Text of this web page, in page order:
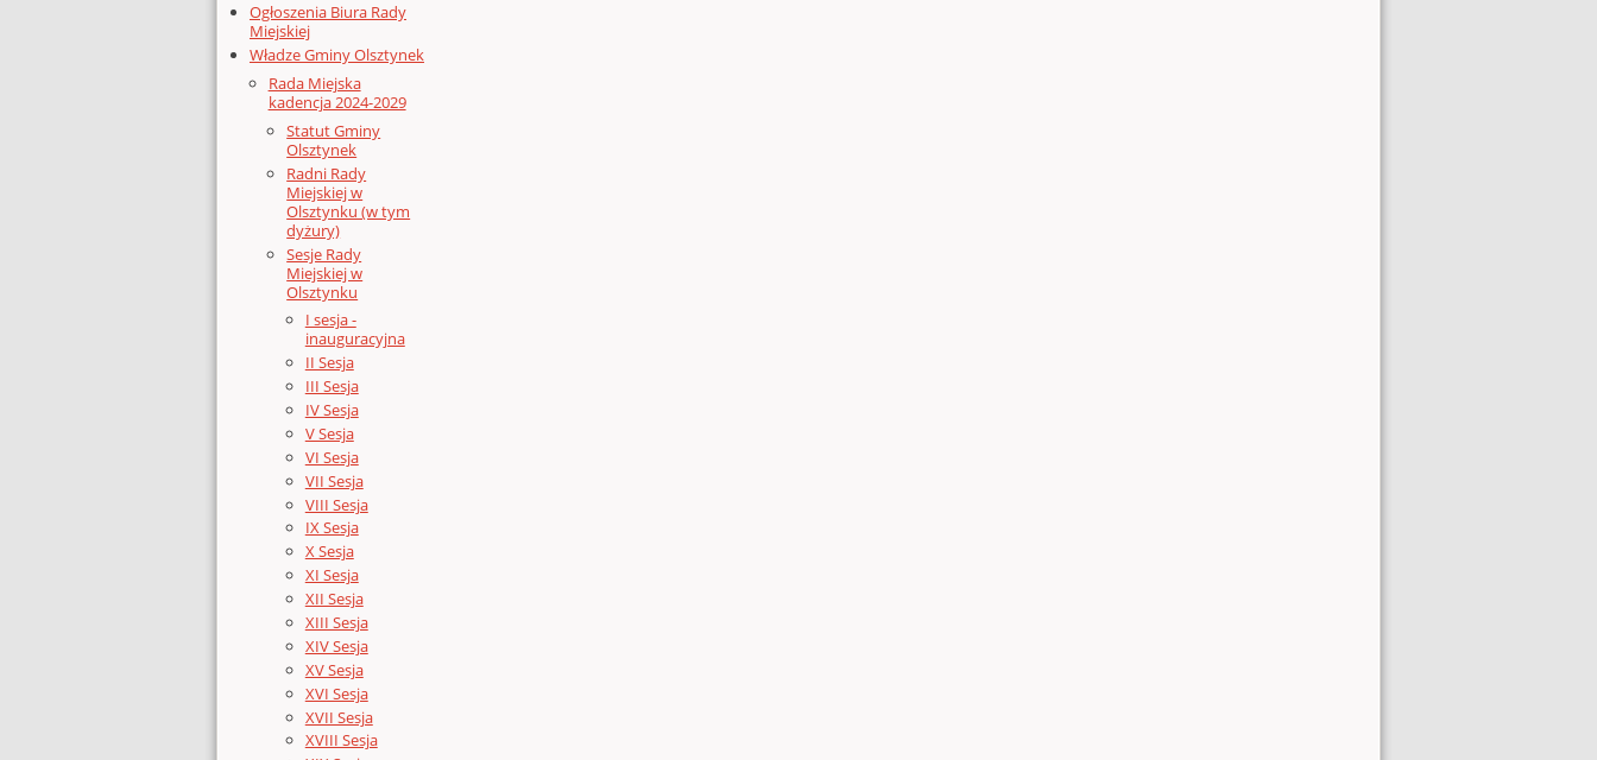
Ogłoszenia Biura Rady
Miejskiej
Władze Gminy Olsztynek
Rada Miejska
kadencja 2024-2029
Statut Gminy
Olsztynek
Radni Rady
Miejskiej w
Olsztynku (w tym
dyżury)
Sesje Rady
Miejskiej w
Olsztynku
I sesja -
inauguracyjna
II Sesja
III Sesja
IV Sesja
V Sesja
VI Sesja
VII Sesja
VIII Sesja
IX Sesja
X Sesja
XI Sesja
XII Sesja
XIII Sesja
XIV Sesja
XV Sesja
XVI Sesja
XVII Sesja
XVIII Sesja